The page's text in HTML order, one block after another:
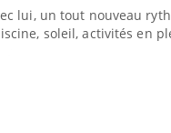
lui, un tout nouveau
soleil, activités en